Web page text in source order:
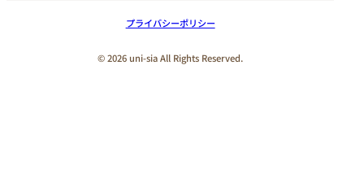
プライバシーポリシー
© 2026 uni-sia All Rights Reserved.